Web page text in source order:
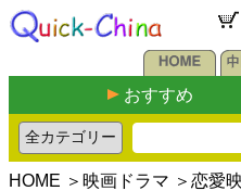
おすすめ
HOME ＞ 映画ドラマ ＞ 恋愛